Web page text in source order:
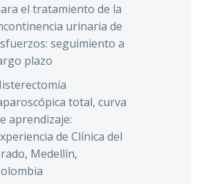
el tratamiento de la
urinaria de
seguimiento a
plazo
total, curva
aprendizaje:
de Clínica del
Medellín,